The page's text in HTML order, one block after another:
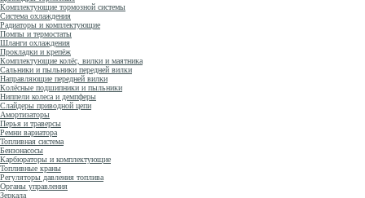
Комплектующие тормозной системы
Система охлаждения
Радиаторы и комплектующие
Помпы и термостаты
Шланги охлаждения
Прокладки и крепёж
Комплектующие колёс, вилки и маятника
Сальники и пыльники передней вилки
Направляющие передней вилки
Колёсные подшипники и пыльники
Ниппели колеса и демпферы
Слайдеры приводной цепи
Амортизаторы
Перья и траверсы
Ремни вариатора
Топливная система
Бензонасосы
Карбюраторы и комплектующие
Топливные краны
Регуляторы давления топлива
Органы управления
Зеркала